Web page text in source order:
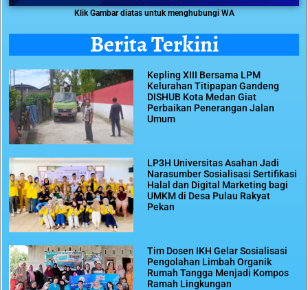
Klik Gambar diatas untuk menghubungi WA
Berita Terkini
Kepling XIII Bersama LPM
Kelurahan Titipapan Gandeng
DISHUB Kota Medan Giat
Perbaikan Penerangan Jalan
Umum
LP3H Universitas Asahan Jadi
Narasumber Sosialisasi Sertifikasi
Halal dan Digital Marketing bagi
UMKM di Desa Pulau Rakyat
Pekan
Tim Dosen IKH Gelar Sosialisasi
Pengolahan Limbah Organik
Rumah Tangga Menjadi Kompos
Ramah Lingkungan